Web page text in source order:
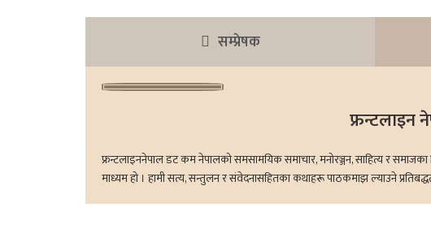
सम्प्रेषक
फ्रन्टलाइन
फ्रन्टलाइननेपाल डट कम नेपालको समसामयिक समाचार, मनोरञ्जन, साहित्य र समाजका
माध्यम हो । हामी सत्य, सन्तुलन र संवेदनासहितका कथाहरू पाठकमाझ ल्याउने